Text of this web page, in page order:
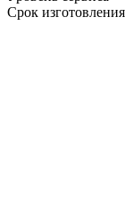
Срок изготовления